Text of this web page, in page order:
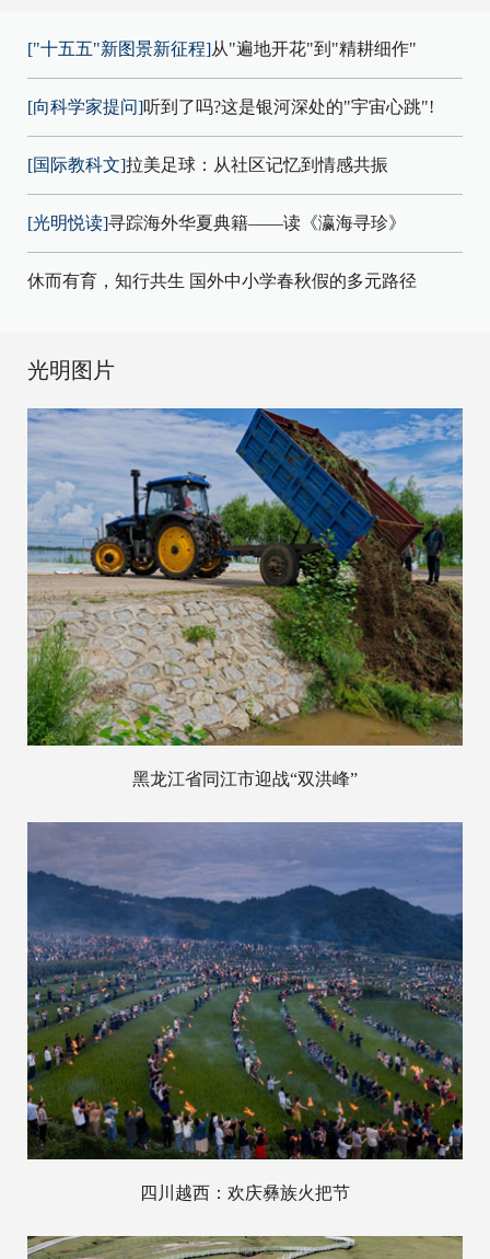
["十五五"新图景新征程]从"遍地开花"到"精耕细作"
[向科学家提问]听到了吗?这是银河深处的"宇宙心跳"!
[国际教科文]拉美足球：从社区记忆到情感共振
[光明悦读]寻踪海外华夏典籍——读《瀛海寻珍》
休而有育，知行共生 国外中小学春秋假的多元路径
光明图片
黑龙江省同江市迎战“双洪峰”
四川越西：欢庆彝族火把节